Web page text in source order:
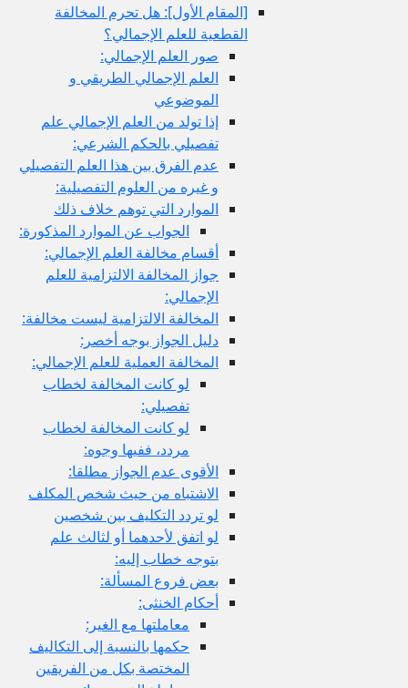
[المقام الأول‏]: هل تحرم المخالفة
القطعية للعلم الإجمالي؟
صور العلم الإجمالي:
العلم الإجمالي الطريقي و
إذا تولد من العلم الإجمالي علم
تفصيلي بالحكم الشرعي:
عدم الفرق بين هذا العلم التفصيلي
و غيره من العلوم التفصيلية:
الموارد التي توهم خلاف ذلك
الجواب عن الموارد المذكورة:
أقسام مخالفة العلم الإجمالي:
جواز المخالفة الالتزامية للعلم
المخالفة الالتزامية ليست مخالفة:
دليل الجواز بوجه أخصر:
المخالفة العملية للعلم الإجمالي:
لو كانت المخالفة لخطاب
لو كانت المخالفة لخطاب
مردد، ففيها وجوه:
الأقوى عدم الجواز مطلقا:
الاشتباه من حيث شخص المكلف
لو تردد التكليف بين شخصين
لو اتفق لأحدهما أو لثالث علم
بتوجه خطاب إليه:
بعض فروع المسألة:
معاملتها مع الغير:
حكمها بالنسبة إلى التكاليف
المختصة بكل من الفريقين